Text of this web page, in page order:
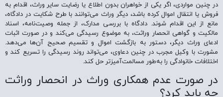
در چنین مواردی، اگر یکی از خواهران بدون اطلاع یا رضایت سایر وراث، اقدام به
فروش یا انتقال اموال کرده باشد، دیگر وراث می‌توانند با طرح شکایت در دادگاه،
مانع از این اقدام شوند. دادگاه با بررسی مدارک، از جمله وصیت‌نامه، اسناد
مالکیت و گواهی انحصار وراثت، به موضوع رسیدگی می‌کند و در صورت اثبات
ادعای وراث دیگر، دستور به بازگشت اموال و تقسیم صحیح آن‌ها می‌دهد.
مشورت با وکیل مجرب در چنین دعاوی، می‌تواند روند رسیدگی را تسریع کند و
اختلافات خانوادگی را به‌طور مسالمت‌آمیزتر حل کند.
در صورت عدم همکاری وراث در انحصار وراثت
چه باید کرد؟